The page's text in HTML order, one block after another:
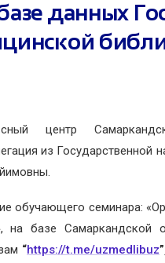
данных
центр
из
семинара:
на базе Самаркандской
“https://t.me/uzmedlibuz